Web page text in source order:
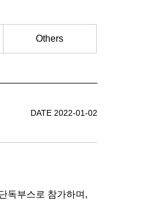
Others
DATE 2022-01-02
독부스로 참가하며,